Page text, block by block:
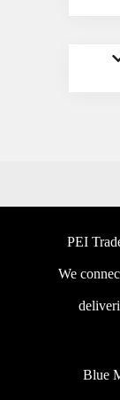
PEI
We
Blue